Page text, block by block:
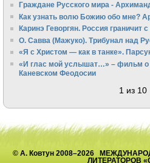
Граждане Русского мира -
Как узнать волю Божию обо мне?
Каринэ Геворгян. Россия граничит
О. Савва (Мажуко). Трибунал над
«Я с Христом — как в танке».
«И глас мой услышат…» – фильм о
Каневском Феодосии
1 из 10
© А. Ковтун 2008–2026
ЛИТЕРАТОРОВ